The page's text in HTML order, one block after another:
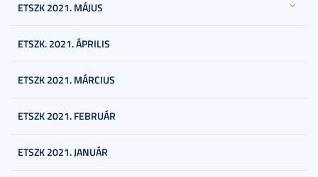
ETSZK 2021. MÁJUS
ETSZK. 2021. ÁPRILIS
ETSZK 2021. MÁRCIUS
ETSZK 2021. FEBRUÁR
ETSZK 2021. JANUÁR